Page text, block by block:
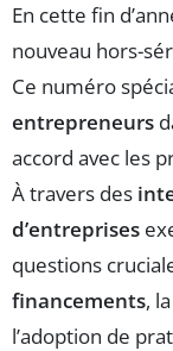
En cette fin
nouveau hors-
Ce numéro
entrepreneurs
accord avec les
À travers des
d’entreprises
questions
financements,
l’adoption de